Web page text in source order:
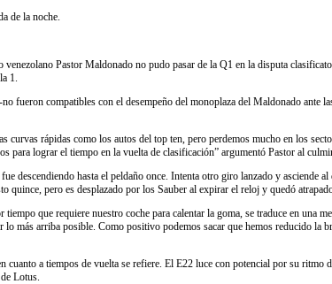
de la noche.
Pastor Maldonado no pudo pasar de la Q1 en la disputa
1.
fueron compatibles con el desempeño del monoplaza del Maldonado ante
rápidas como los autos del top ten, pero perdemos mucho en los
para lograr el tiempo en la vuelta de clasificación” argumentó Pastor al
descendiendo hasta el peldaño once. Intenta otro giro lanzado y asciende
pero es desplazado por los Sauber al expirar el reloj y quedó
que requiere nuestro coche para calentar la goma, se traduce en una
más arriba posible. Como positivo podemos sacar que hemos reducido la
a tiempos de vuelta se refiere. El E22 luce con potencial por su ritmo
Lotus.